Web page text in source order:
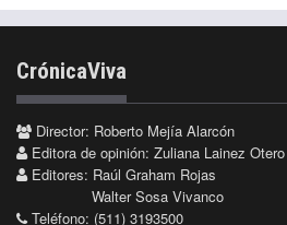
CrónicaViva
Director: Roberto Mejía Alarcón
Editora de opinión: Zuliana Lainez Otero
Editores: Raúl Graham Rojas
Walter Sosa Vivanco
Teléfono: (511) 3193500